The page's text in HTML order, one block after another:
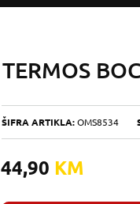
TERMOS
ŠIFRA ARTIKLA: OMS8534
44,90 KM